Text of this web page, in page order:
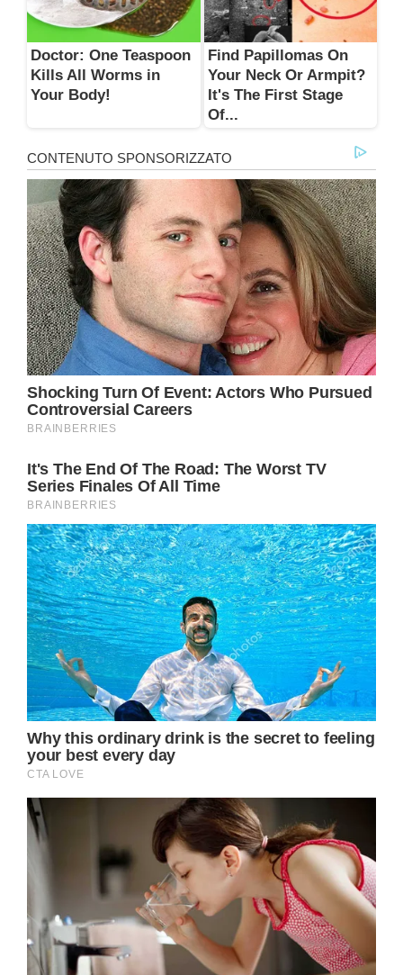
Doctor: One Teaspoon
Kills All Worms in
Your Body!
Find Papillomas On
Your Neck Or Armpit?
It's The First Stage
Of...